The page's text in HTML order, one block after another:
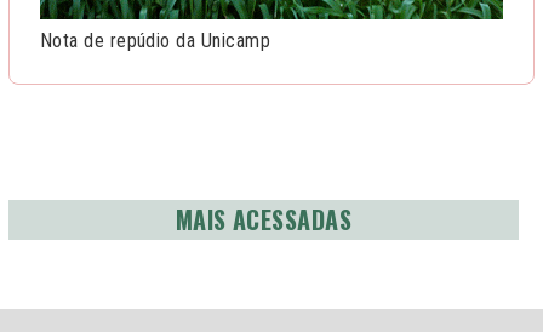
Nota de repúdio da Unicamp
MAIS ACESSADAS